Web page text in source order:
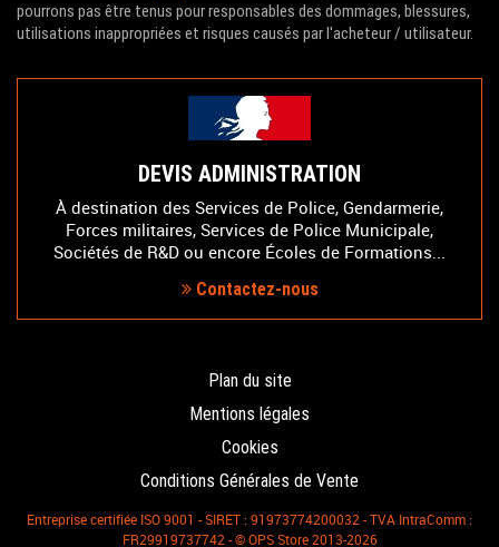
pourrons pas être tenus pour responsables des dommages, blessures,
utilisations inappropriées et risques causés par l'acheteur / utilisateur.
DEVIS ADMINISTRATION
À destination des Services de Police, Gendarmerie,
Forces militaires, Services de Police Municipale,
Sociétés de R&D ou encore Écoles de Formations...
Contactez-nous
Plan du site
Mentions légales
Cookies
Conditions Générales de Vente
Entreprise certifiée ISO 9001 - SIRET : 91973774200032 - TVA IntraComm :
FR29919737742 - © OPS Store 2013-2026